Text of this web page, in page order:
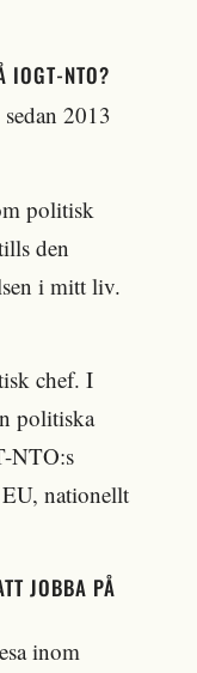
IOGT-NTO?
2013
politisk
den
i mitt liv.
chef. I
politiska
NTO:s
nationellt
JOBBA PÅ
inom